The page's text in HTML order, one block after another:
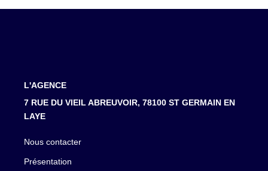
EN
L'AGENCE
7 RUE DU VIEIL ABREUVOIR, 78100 ST GERMAIN EN
LAYE
Nous contacter
Présentation